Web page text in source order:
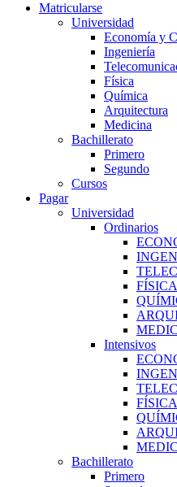
Matricularse
Universidad
Economía y
Ingeniería
Física
Química
Arquitectura
Medicina
Bachillerato
Primero
Segundo
Cursos
Pagar
Universidad
Ordinarios
FÍSICA
Intensivos
FÍSICA
Bachillerato
Primero